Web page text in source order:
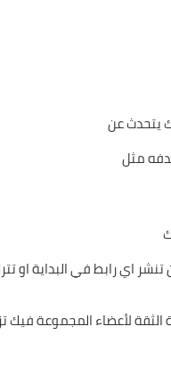
يتحدث عن
مثل
اي رابط في البداية او
كبيرة و نسبة الثقة لأعضاء